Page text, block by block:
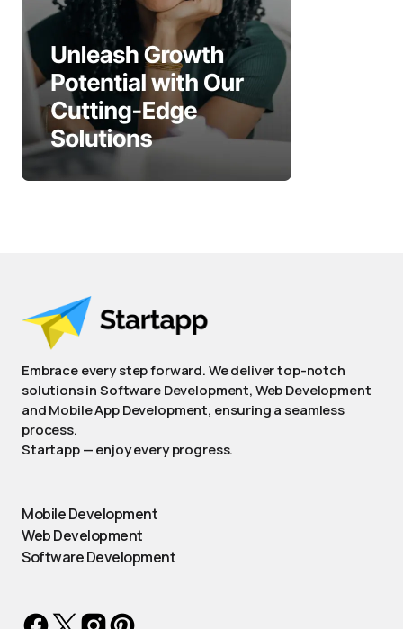
Embrace every step forward. We deliver top-notch
solutions in Software Development, Web Development
and Mobile App Development, ensuring a seamless
process.
Startapp — enjoy every progress.
Mobile Development
Web Development
Software Development